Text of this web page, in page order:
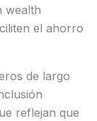
wealth
el ahorro
de largo
reflejan que